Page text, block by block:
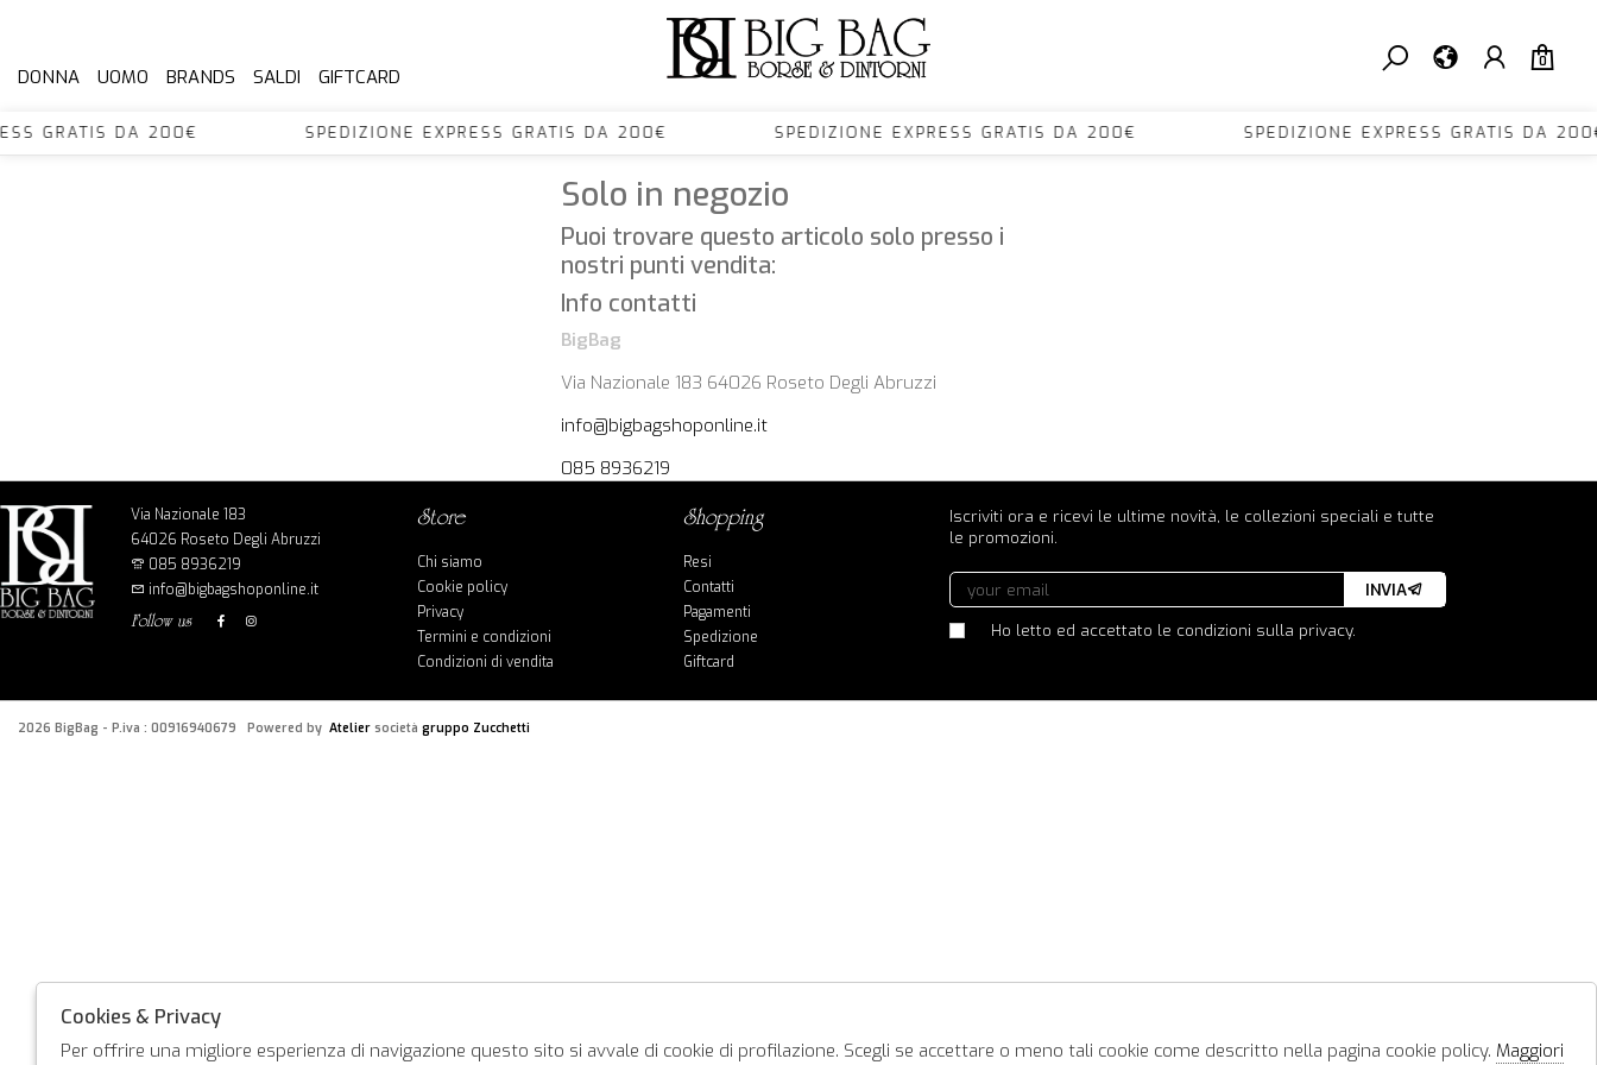
0
DONNA UOMO BRANDS SALDI GIFTCARD
GRATIS DA 200€ SPEDIZIONE EXPRESS GRATIS DA 200€ SPEDIZIONE EXPRESS GRATIS DA 200€ SPEDIZIONE EXPRESS
Solo in negozio
Puoi trovare questo articolo solo presso i
nostri punti vendita:
Info contatti
BigBag
Via Nazionale 183 64026 Roseto Degli Abruzzi
info@bigbagshoponline.it
085 8936219
Via Nazionale 183
64026 Roseto Degli Abruzzi
085 8936219
info@bigbagshoponline.it
follow us
store
Chi siamo
Cookie policy
Privacy
Termini e condizioni
Condizioni di vendita
shopping
Resi
Contatti
Pagamenti
Spedizione
Giftcard
Iscriviti ora e ricevi le ultime novità, le collezioni speciali e tutte
le promozioni.
Ho letto ed accettato le condizioni sulla privacy.
INVIA
2026 BigBag - P.iva : 00916940679 Powered by Atelier società gruppo Zucchetti
Cookies & Privacy
Per offrire una migliore esperienza di navigazione questo sito si avvale di cookie di profilazione. Scegli se accettare o meno tali cookie come descritto nella pagina cookie policy. Maggiori